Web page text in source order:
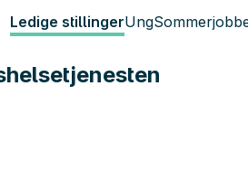
Ledige stillingerUng